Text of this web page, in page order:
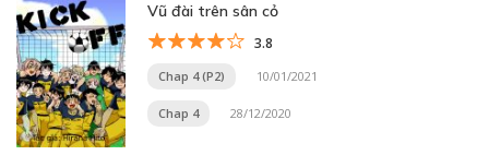
Vũ đài trên sân cỏ
3.8
Chap 4 (P2) 10/01/2021
Chap 4 28/12/2020